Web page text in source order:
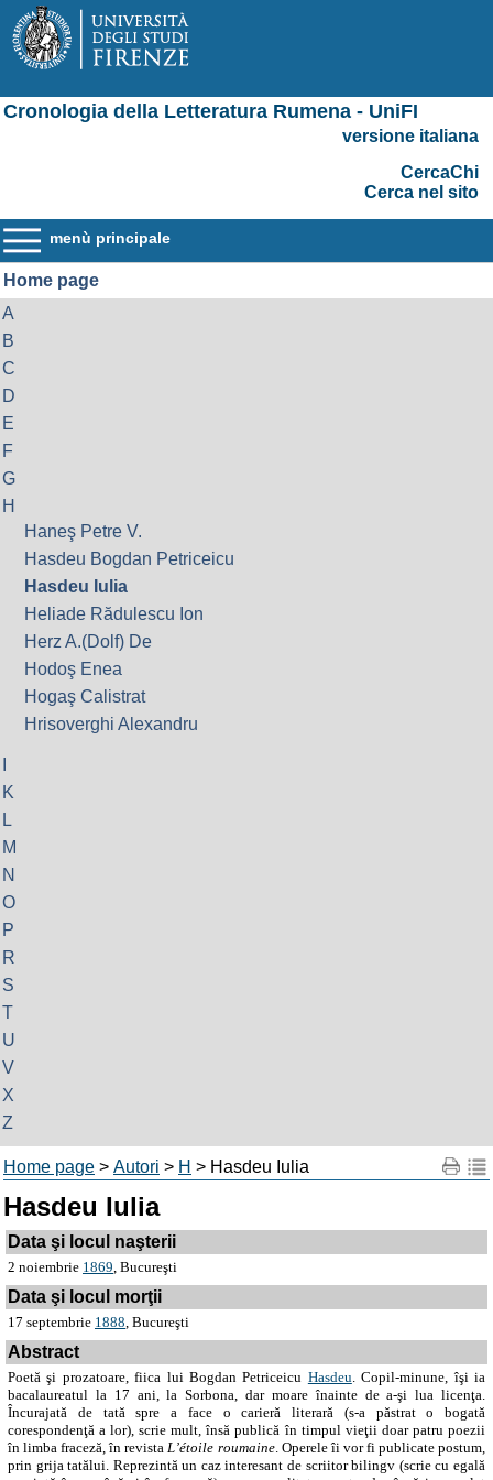
Cronologia della Letteratura Rumena - UniFI
versione italiana
CercaChi
Cerca nel sito
menù principale
Home page
A
B
C
D
E
F
G
H
Haneş Petre V.
Hasdeu Bogdan Petriceicu
Hasdeu Iulia
Heliade Rădulescu Ion
Herz A.(Dolf) De
Hodoş Enea
Hogaş Calistrat
Hrisoverghi Alexandru
K
L
M
N
O
P
R
S
T
U
V
X
Z
Home page > Autori > H > Hasdeu Iulia
Hasdeu Iulia
Data şi locul naşterii
2 noiembrie 1869, Bucureşti
Data şi locul morţii
17 septembrie 1888, Bucureşti
Abstract
Poetă şi prozatoare, fiica lui Bogdan Petriceicu Hasdeu. Copil-minune, îşi ia
bacalaureatul la 17 ani, la Sorbona, dar moare înainte de a-şi lua licenţa.
Încurajată de tată spre a face o carieră literară (s-a păstrat o bogată
corespondenţă a lor), scrie mult, însă publică în timpul vieţii doar patru poezii
în limba fraceză, în revistaL’étoile roumaine. Operele îi vor fi publicate postum,
prin grija tatălui. Reprezintă un caz interesant de scriitor bilingv (scrie cu egală